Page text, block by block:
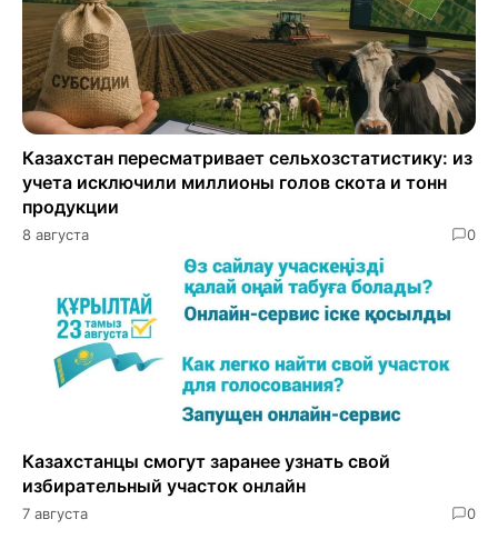
Казахстан пересматривает сельхозстатистику: из
учета исключили миллионы голов скота и тонн
продукции
8 августа 0
Казахстанцы смогут заранее узнать свой
избирательный участок онлайн
7 августа 0